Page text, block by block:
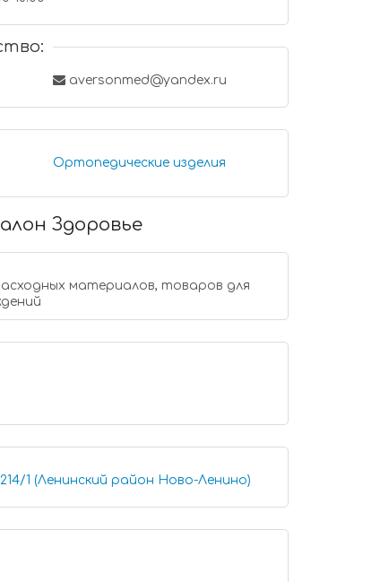
aversonmed@yandex.ru
Ортопедические изделия
Здоровье
материалов, товаров для
1 (Ленинский район Ново-Ленино)